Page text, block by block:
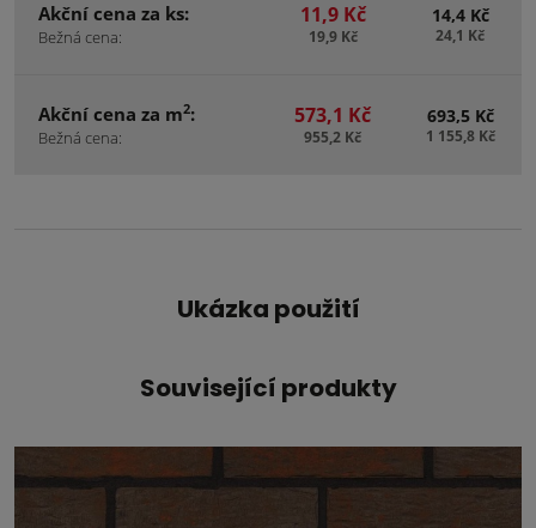
Akční cena za ks:
Bežná cena:
11,9 Kč
19,9 Kč
14,4 Kč
24,1 Kč
Akční cena za m2:
Bežná cena:
573,1 Kč
955,2 Kč
693,5 Kč
1 155,8 Kč
Ukázka použití
Související produkty